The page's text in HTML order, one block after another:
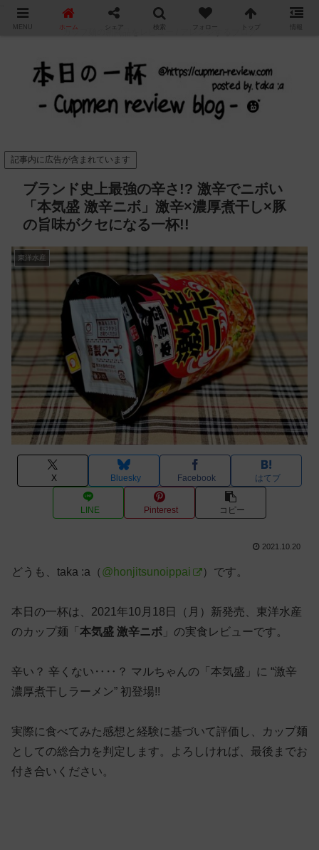
カップ麺の新商品をレビュー / アレンジするブログ
記事内に広告が含まれています
ブランド史上最強の辛さ!? 激辛でニボい
「本気盛 激辛ニボ」激辛×濃厚煮干し×豚
の旨味がクセになる一杯!!
東洋水産
X Bluesky Facebook はてブ
LINE Pinterest コピー
2021.10.20
どうも、taka :a（ @honjitsunoippai ）です。
本日の一杯は、2021年10月18日（月）新発売、東洋水産
のカップ麺「 本気盛 激辛ニボ 」の実食レビューです。
辛い？ 辛くない‥‥？ マルちゃんの「本気盛」に “激辛
濃厚煮干しラーメン” 初登場!!
実際に食べてみた感想と経験に基づいて評価し、カップ麺
としての総合力を判定します。よろしければ、最後までお
付き合いください。
MENU ホーム シェア 検索 フォロー トップ 情報